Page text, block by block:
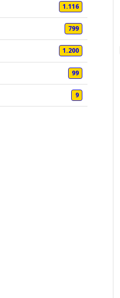
1.116
799
1.200
99
9